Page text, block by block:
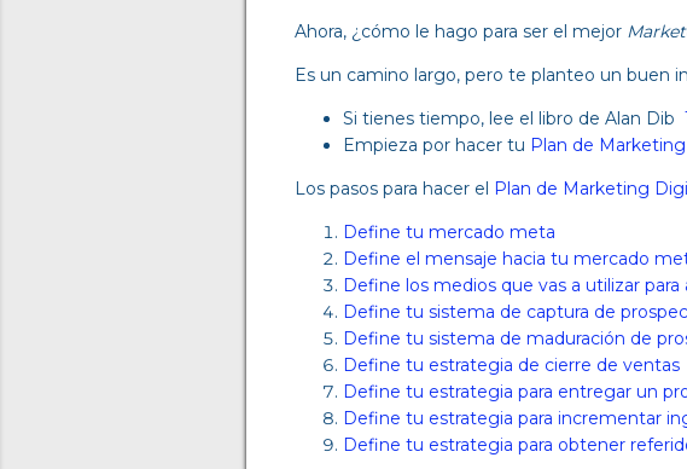
Ahora, ¿cómo le hago para ser el mejor
Es un camino largo, pero te planteo un buen
Si tienes tiempo, lee el libro de Alan Dib
Empieza por hacer tu Plan de
Los pasos para hacer el Plan de Marketing
Define tu mercado meta
Define el mensaje hacia tu mercado
Define los medios que vas a utilizar
Define tu sistema de captura de
Define tu sistema de maduración de
Define tu estrategia de cierre de ventas
Define tu estrategia para entregar un
Define tu estrategia para incrementar
Define tu estrategia para obtener